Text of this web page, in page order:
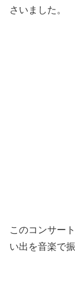
さいました。
このコンサー
い出を音楽で